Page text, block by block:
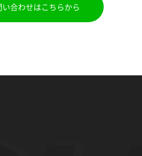
い合わせはこちらから